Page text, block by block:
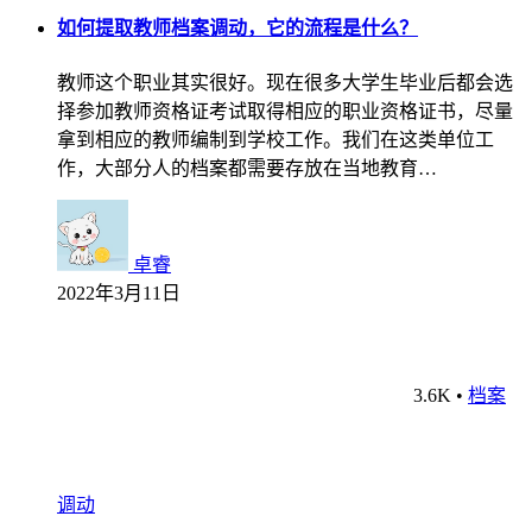
如何提取教师档案调动，它的流程是什么？
教师这个职业其实很好。现在很多大学生毕业后都会选
择参加教师资格证考试取得相应的职业资格证书，尽量
拿到相应的教师编制到学校工作。我们在这类单位工
作，大部分人的档案都需要存放在当地教育…
卓睿
2022年3月11日
3.6K • 档案
调动